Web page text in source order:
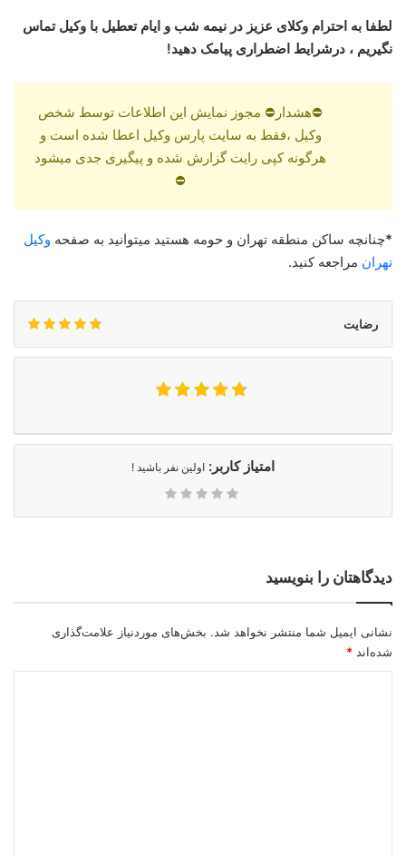
لطفا به احترام وکلای عزیز در نیمه شب و ایام تعطیل با وکیل تماس
نگیریم ، درشرایط اضطراری پیامک دهید!
⛔هشدار⛔ مجوز نمایش این اطلاعات توسط شخص
وکیل ،فقط به سایت پارس وکیل اعطا شده است و
هرگونه کپی رایت گزارش شده و پیگیری جدی میشود
⛔
*چنانچه ساکن منطقه تهران و حومه هستید میتوانید به صفحه وکیل
تهران مراجعه کنید.
رضایت
امتیاز کاربر: اولین نفر باشید !
دیدگاهتان را بنویسید
نشانی ایمیل شما منتشر نخواهد شد. بخش‌های موردنیاز علامت‌گذاری
شده‌اند *